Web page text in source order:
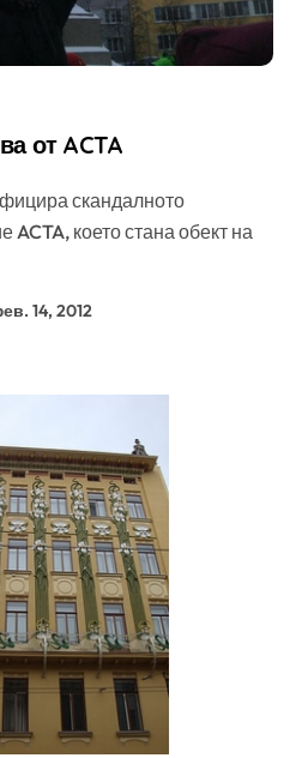
от ACTA
ACTA, което стана обект на
14, 2012